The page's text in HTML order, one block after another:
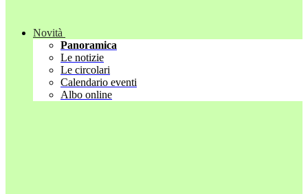
Novità
Panoramica
Le notizie
Le circolari
Calendario eventi
Albo online